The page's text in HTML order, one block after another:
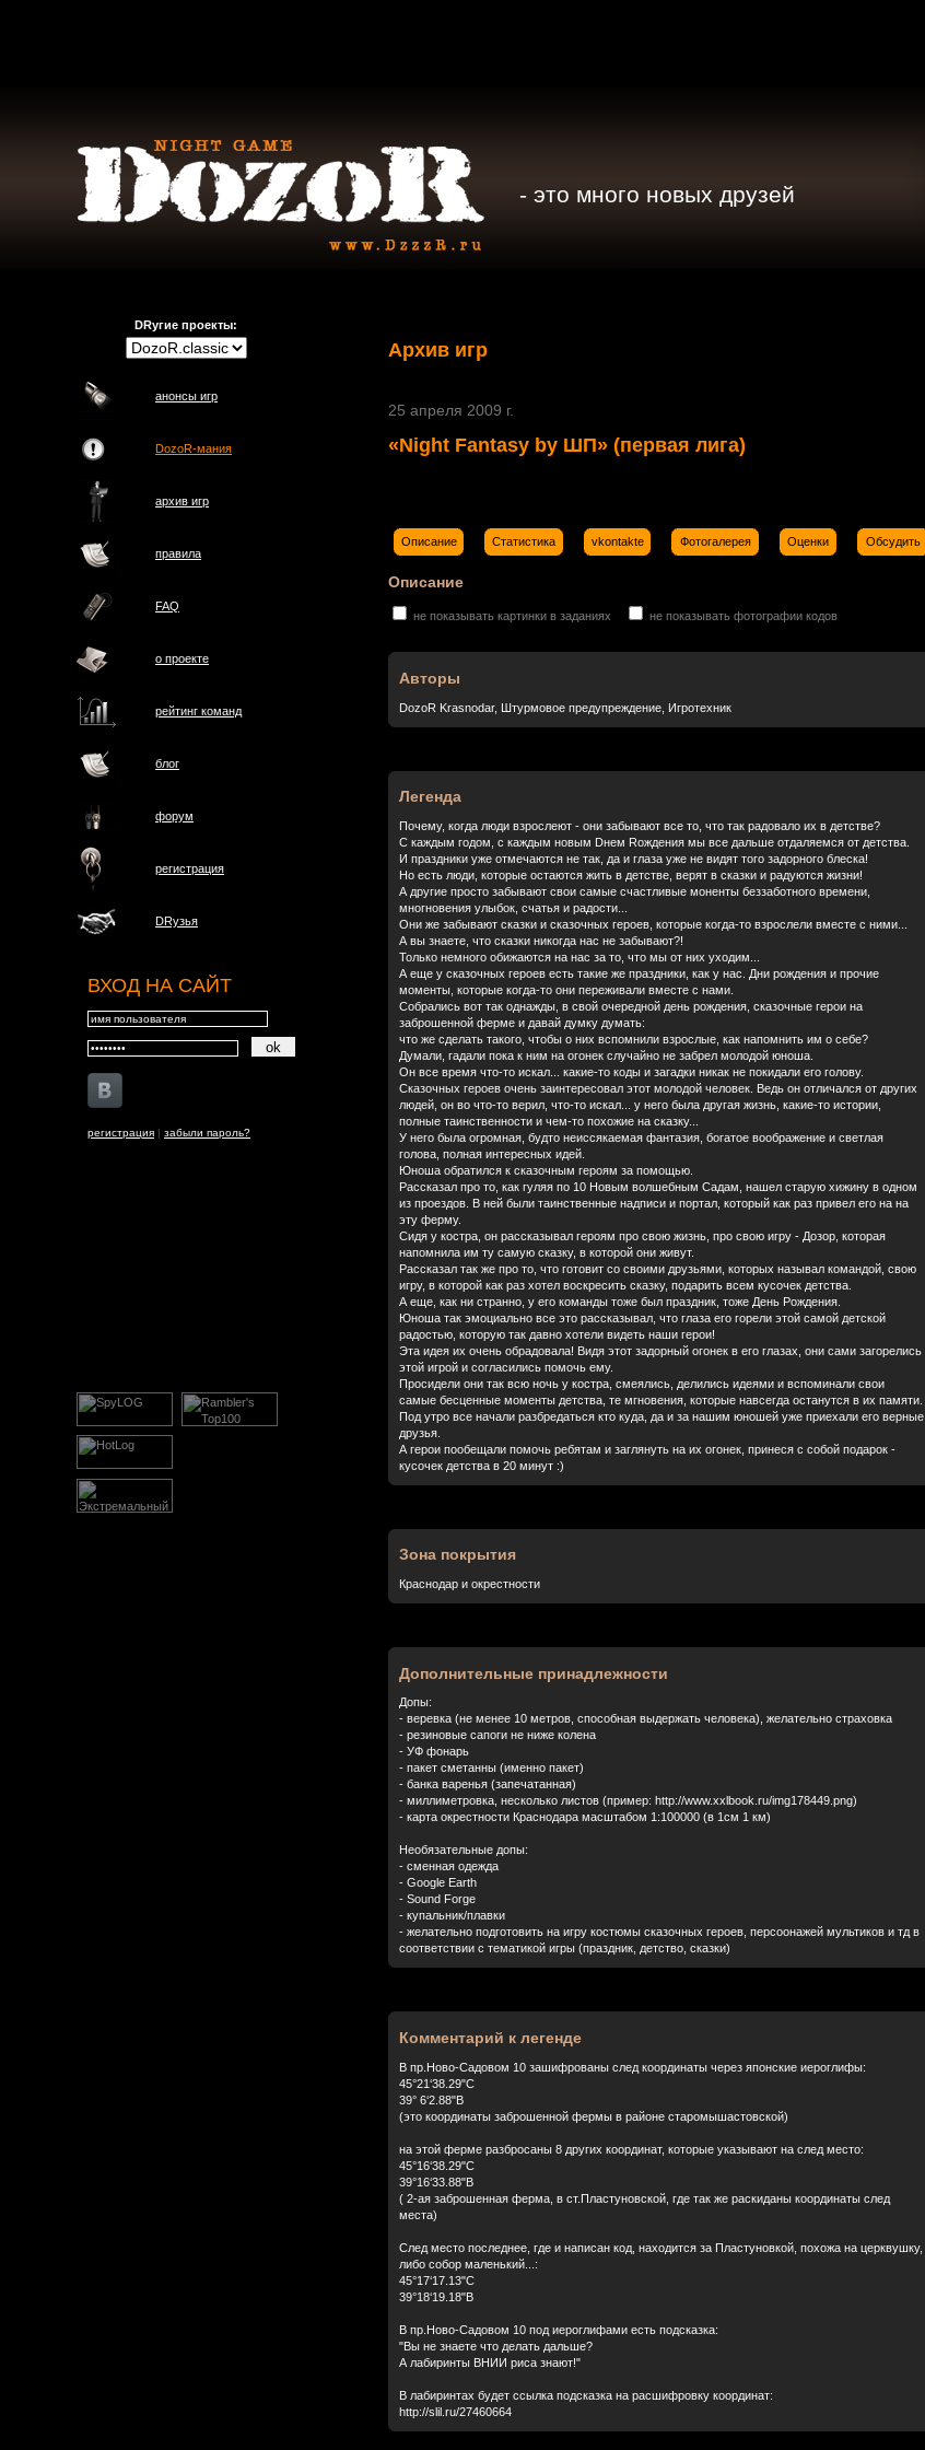
- это много новых друзей
DRугие проекты:
анонсы игр
DozoR-мания
архив игр
правила
FAQ
о проектe
рейтинг команд
блог
форум
регистрация
DRузья
ВХОД НА САЙТ
регистрация | забыли пароль?
Архив игр
25 апреля 2009 г.
«Night Fantasy by ШП» (первая лига)
Описание Статистика vkontakte Фотогалерея Оценки Обсудить
Описание
не показывать картинки в заданиях не показывать фотографии кодов
Авторы
DozoR Krasnodar, Штурмовое предупреждение, Игротехник
Легенда
Почему, когда люди взрослеют - они забывают все то, что так радовало их в детстве?
С каждым годом, с каждым новым Dнем Rождения мы все дальше отдаляемся от детства.
И праздники уже отмечаются не так, да и глаза уже не видят того задорного блеска!
Но есть люди, которые остаются жить в детстве, верят в сказки и радуются жизни!
А другие просто забывают свои самые счастливые моненты беззаботного времени,
многновения улыбок, счатья и радости...
Они же забывают сказки и сказочных героев, которые когда-то взрослели вместе с ними...
А вы знаете, что сказки никогда нас не забывают?!
Только немного обижаются на нас за то, что мы от них уходим...
А еще у сказочных героев есть такие же праздники, как у нас. Дни рождения и прочие
моменты, которые когда-то они переживали вместе с нами.
Собрались вот так однажды, в свой очередной день рождения, сказочные герои на
заброшенной ферме и давай думку думать:
что же сделать такого, чтобы о них вспомнили взрослые, как напомнить им о себе?
Думали, гадали пока к ним на огонек случайно не забрел молодой юноша.
Он все время что-то искал... какие-то коды и загадки никак не покидали его голову.
Сказочных героев очень заинтересовал этот молодой человек. Ведь он отличался от других
людей, он во что-то верил, что-то искал... у него была другая жизнь, какие-то истории,
полные таинственности и чем-то похожие на сказку...
У него была огромная, будто неиссякаемая фантазия, богатое воображение и светлая
голова, полная интересных идей.
Юноша обратился к сказочным героям за помощью.
Рассказал про то, как гуляя по 10 Новым волшебным Садам, нашел старую хижину в одном
из проездов. В ней были таинственные надписи и портал, который как раз привел его на на
эту ферму.
Сидя у костра, он рассказывал героям про свою жизнь, про свою игру - Дозор, которая
напомнила им ту самую сказку, в которой они живут.
Рассказал так же про то, что готовит со своими друзьями, которых называл командой, свою
игру, в которой как раз хотел воскресить сказку, подарить всем кусочек детства.
А еще, как ни странно, у его команды тоже был праздник, тоже День Рождения.
Юноша так эмоциально все это рассказывал, что глаза его горели этой самой детской
радостью, которую так давно хотели видеть наши герои!
Эта идея их очень обрадовала! Видя этот задорный огонек в его глазах, они сами загорелись
этой игрой и согласились помочь ему.
Просидели они так всю ночь у костра, смеялись, делились идеями и вспоминали свои
самые бесценные моменты детства, те мгновения, которые навсегда останутся в их памяти.
Под утро все начали разбредаться кто куда, да и за нашим юношей уже приехали его верные
друзья.
А герои пообещали помочь ребятам и заглянуть на их огонек, принеся с собой подарок -
кусочек детства в 20 минут :)
Зона покрытия
Краснодар и окрестности
Дополнительные принадлежности
Допы:
- веревка (не менее 10 метров, способная выдержать человека), желательно страховка
- резиновые сапоги не ниже колена
- УФ фонарь
- пакет сметанны (именно пакет)
- банка варенья (запечатанная)
- миллиметровка, несколько листов (пример: http://www.xxlbook.ru/img178449.png)
- карта окрестности Краснодара масштабом 1:100000 (в 1см 1 км)
Необязательные допы:
- сменная одежда
- Google Earth
- Sound Forge
- купальник/плавки
- желательно подготовить на игру костюмы сказочных героев, персоонажей мультиков и тд в
соответствии с тематикой игры (праздник, детство, сказки)
Комментарий к легенде
В пр.Ново-Садовом 10 зашифрованы след координаты через японские иероглифы:
45°21‘38.29"С
39° 6‘2.88"В
(это координаты заброшенной фермы в районе старомышастовской)
на этой ферме разбросаны 8 других координат, которые указывают на след место:
45°16‘38.29"С
39°16‘33.88"В
( 2-ая заброшенная ферма, в ст.Пластуновской, где так же раскиданы координаты след
места)
След место последнее, где и написан код, находится за Пластуновкой, похожа на церквушку,
либо собор маленький...:
45°17‘17.13"С
39°18‘19.18"В
В пр.Ново-Садовом 10 под иероглифами есть подсказка:
"Вы не знаете что делать дальше?
А лабиринты ВНИИ риса знают!"
В лабиринтах будет ссылка подсказка на расшифровку координат:
http://slil.ru/27460664